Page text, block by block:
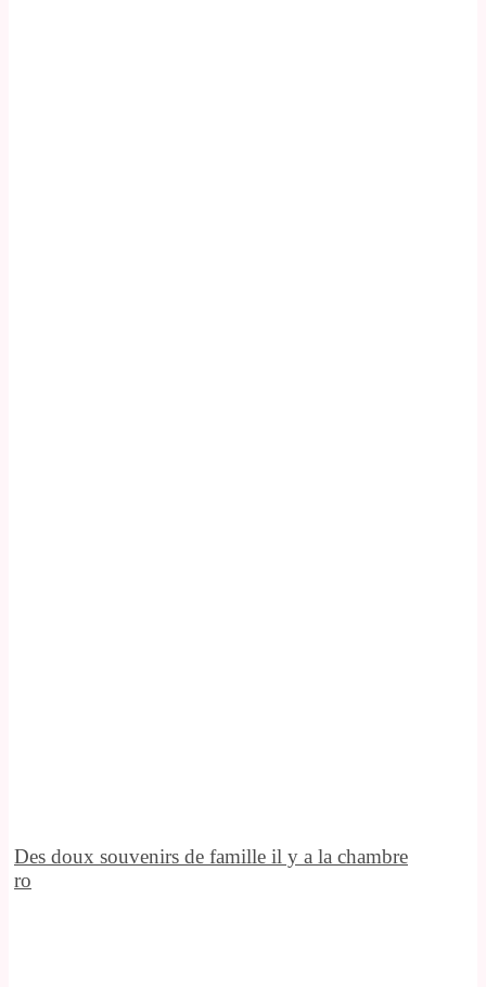
Des doux souvenirs de famille il y a la chambre
ro